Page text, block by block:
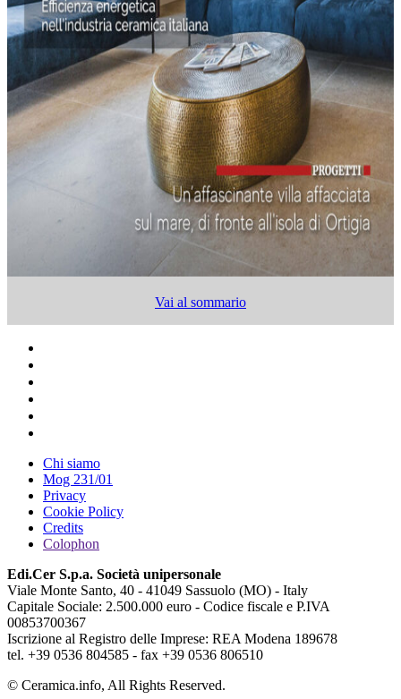
Vai al sommario
Chi siamo
Mog 231/01
Privacy
Cookie Policy
Credits
Colophon
Edi.Cer S.p.a. Società unipersonale
Viale Monte Santo, 40 - 41049 Sassuolo (MO) - Italy
Capitale Sociale: 2.500.000 euro - Codice fiscale e P.IVA
00853700367
Iscrizione al Registro delle Imprese: REA Modena 189678
tel. +39 0536 804585 - fax +39 0536 806510
© Ceramica.info, All Rights Reserved.